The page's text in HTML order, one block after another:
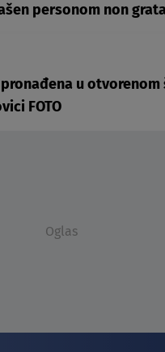
personom non
u otvorenom
FOTO
Oglas